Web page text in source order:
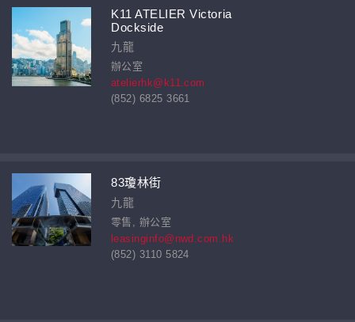
K11 ATELIER Victoria
Dockside
九龍
辦公室
atelierhk@k11.com
(852) 6825 3661
83瓊林街
九龍
零售, 辦公室
leasinginfo@nwd.com.hk
(852) 3110 5824